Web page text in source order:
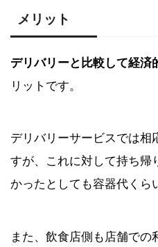
メリット
デリバリーと比較して経済
リットです。
デリバリーサービスでは相
すが、これに対して持ち帰
かったとしても容器代くら
また、飲食店側も店舗で